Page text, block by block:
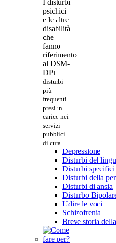
I disturbi
psichici
e le altre
disabilità
che
fanno
riferimento
al DSM-
DPI
disturbi
più
frequenti
presi in
carico nei
servizi
pubblici
di cura
Depressione
Disturbi del
Disturbi
Disturbi della
Disturbi di ansia
Disturbo
Udire le voci
Schizofrenia
Breve storia